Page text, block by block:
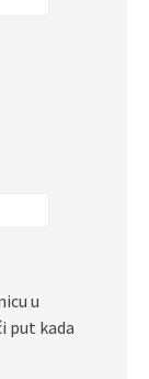
u
put kada